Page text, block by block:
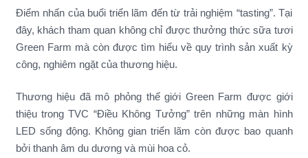
Điểm nhấn của buổi triển lãm đến từ trải nghiệm “tasting”. Tại
đây, khách tham quan không chỉ được thưởng thức sữa tươi
Green Farm mà còn được tìm hiểu về quy trình sản xuất kỳ
công, nghiêm ngặt của thương hiệu.
Thương hiệu đã mô phỏng thế giới Green Farm được giới
thiệu trong TVC “Điều Không Tưởng” trên những màn hình
LED sống động. Không gian triển lãm còn được bao quanh
bởi thanh âm du dương và mùi hoa cỏ.